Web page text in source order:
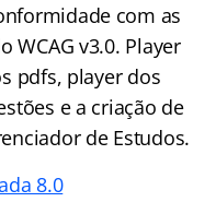
com as
WCAG v3.0. Player
pdfs, player dos
e a criação de
de Estudos.
8.0